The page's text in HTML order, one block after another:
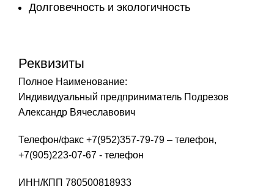
Долговечность и экологичность
Реквизиты
Полное Наименование:
Индивидуальный предприниматель Подрезов
Александр Вячеславович
Телефон/факс +7(952)357-79-79 – телефон,
+7(905)223-07-67 - телефон
ИНН/КПП 780500818933